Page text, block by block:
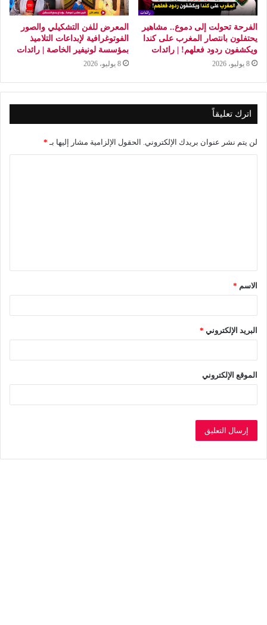
الفرحة تحولت إلى دموع.. مشاهير
يحتفلون بانتصار المغرب على كندا
ويكشفون ردود فعلهم! | رائدات
8 يوليو، 2026
المعرض للفن التشكيلي والصور
الفوتوغرافية لإبداعات التلاميذ
بمؤسسة لونيفير الخاصة | رائدات
8 يوليو، 2026
اترك تعليقاً
لن يتم نشر عنوان بريدك الإلكتروني. الحقول الإلزامية مشار إليها بـ *
ق
*
الاسم *
البريد الإلكتروني *
الموقع الإلكتروني